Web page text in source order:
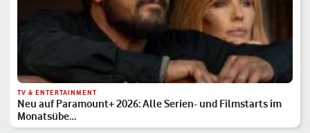
TV & ENTERTAINMENT
Neu auf Paramount+ 2026: Alle Serien- und Filmstarts im
Monatsübe…